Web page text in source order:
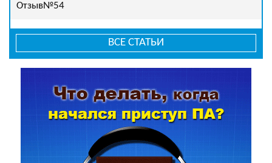
Отзыв№54
ВСЕ СТАТЬИ